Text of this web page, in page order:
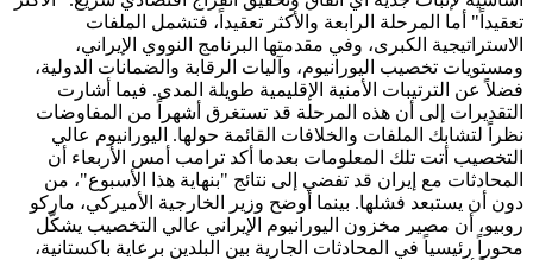
تعقيداً" أما المرحلة الرابعة والأكثر تعقيداً، فتشمل الملفات
الاستراتيجية الكبرى، وفي مقدمتها البرنامج النووي الإيراني،
ومستويات تخصيب اليورانيوم، وآليات الرقابة والضمانات الدولية،
فضلاً عن الترتيبات الأمنية الإقليمية طويلة المدى. فيما أشارت
التقديرات إلى أن هذه المرحلة قد تستغرق أشهراً من المفاوضات
نظراً لتشابك الملفات والخلافات القائمة حولها. اليورانيوم عالي
التخصيب أتت تلك المعلومات بعدما أكد ترامب أمس الأربعاء أن
المحادثات مع إيران قد تفضي إلى نتائج "بنهاية هذا الأسبوع"، من
دون أن يستبعد فشلها. بينما أوضح وزير الخارجية الأميركي، ماركو
روبيو، أن مصير مخزون اليورانيوم الإيراني عالي التخصيب يشكّل
محوراً رئيسياً في المحادثات الجارية بين البلدين برعاية باكستانية،